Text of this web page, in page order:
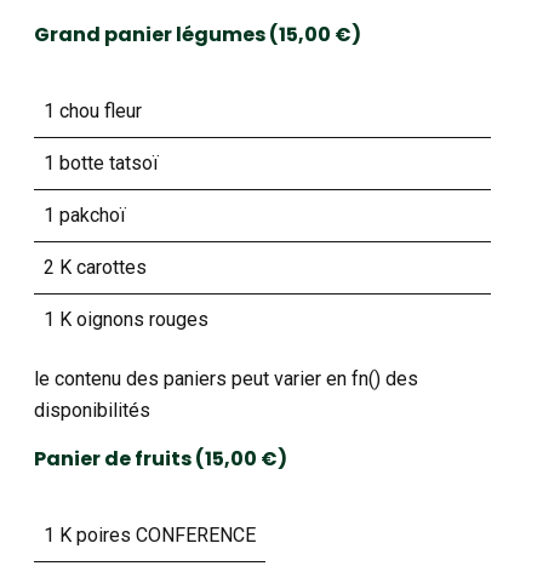
Grand panier légumes (15,00 €)
1 chou fleur
1 botte tatsoï
1 pakchoï
2 K carottes
1 K oignons rouges
le contenu des paniers peut varier en fn() des
disponibilités
Panier de fruits (15,00 €)
1 K poires CONFERENCE